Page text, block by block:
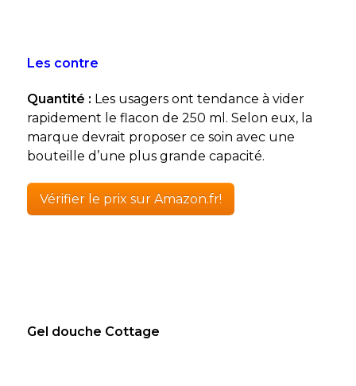
Les contre
Quantité : Les usagers ont tendance à vider
rapidement le flacon de 250 ml. Selon eux, la
marque devrait proposer ce soin avec une
bouteille d’une plus grande capacité.
Vérifier le prix sur Amazon.fr!
Gel douche Cottage